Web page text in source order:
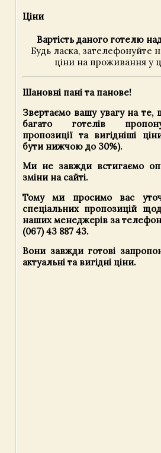
Ціни
Вартість даного готелю
Будь ласка, зателефонуйте
ціни на проживання у
Шановні пані та панове!
Звертаємо вашу увагу на
багато готелів
пропозиції та вигідніші
бути нижчою до 30%).
Ми не завжди встигаємо
зміни на сайті.
Тому ми просимо вас
спеціальних пропозицій
наших менеджерів за
(067) 43 887 43.
Вони завжди готові
актуальні та вигідні ціни.